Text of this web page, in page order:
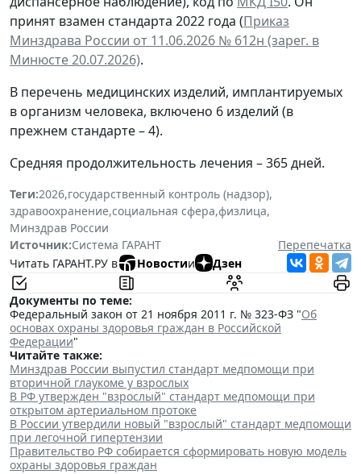
принят взамен стандарта 2022 года (Приказ
Минздрава России от 11.06.2026 № 612н (зарег. в
Минюсте 20.07.2026).
В перечень медицинских изделий, имплантируемых
в организм человека, включено 6 изделий (в
прежнем стандарте – 4).
Средняя продолжительность лечения – 365 дней.
Теги:2026,государственный контроль (надзор),
здравоохранение,социальная сфера,физлица,
Минздрав России
Источник:Система ГАРАНТ
Перепечатка
Читать ГАРАНТ.РУ в
Новостии Дзен
Документы по теме:
Федеральный закон от 21 ноября 2011 г. № 323-ФЗ "Об
основах охраны здоровья граждан в Российской
Федерации"
Читайте также:
Минздрав России выпустил стандарт медпомощи при
вторичной глаукоме у взрослых
В РФ утвержден "взрослый" стандарт медпомощи при
открытом артериальном протоке
В России утвердили новый "взрослый" стандарт медпомощи
при легочной гипертензии
Правительство РФ собирается сформировать новую модель
охраны здоровья граждан